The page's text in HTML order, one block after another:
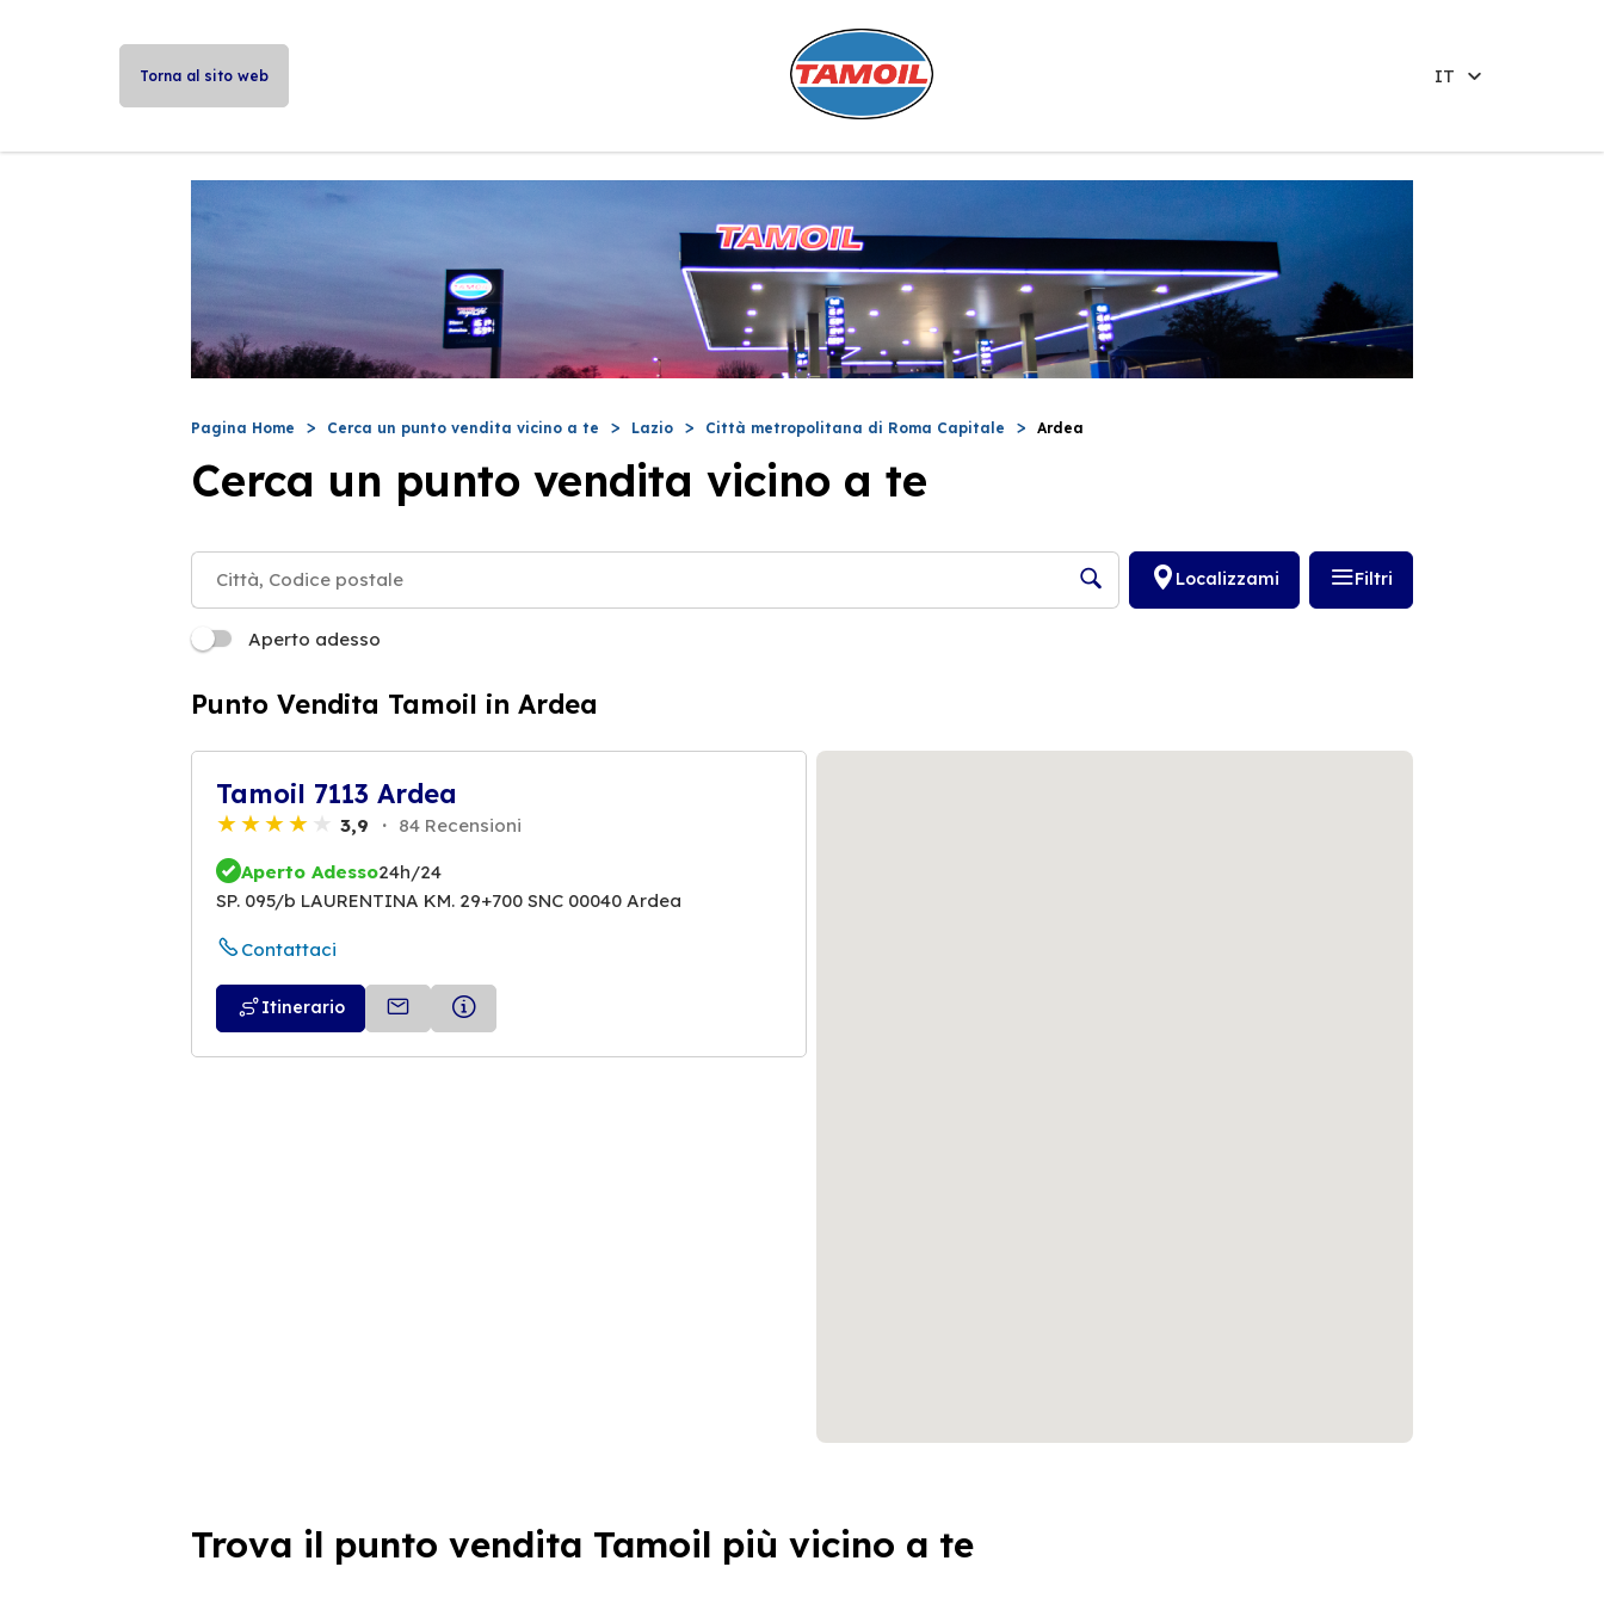
Torna al sito web IT
Pagina Home Cerca un punto vendita vicino a te Lazio Città metropolitana di Roma Capitale Ardea
Cerca un punto vendita vicino a te
Localizzami Filtri
Aperto adesso
Punto Vendita Tamoil in Ardea
Tamoil 7113 Ardea
3,9 84 Recensioni
Aperto Adesso24h/24
SP. 095/b LAURENTINA KM. 29+700 SNC 00040 Ardea
Contattaci
Itinerario
Trova il punto vendita Tamoil più vicino a te